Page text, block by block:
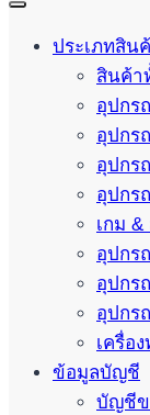
ประเภทสิน
สินค้า
อุปกร
อุปกร
อุปกร
อุปกร
เกม
อุปกร
อุปกร
อุปกร
เครื่อ
ข้อมูลบัญชี
บัญชี